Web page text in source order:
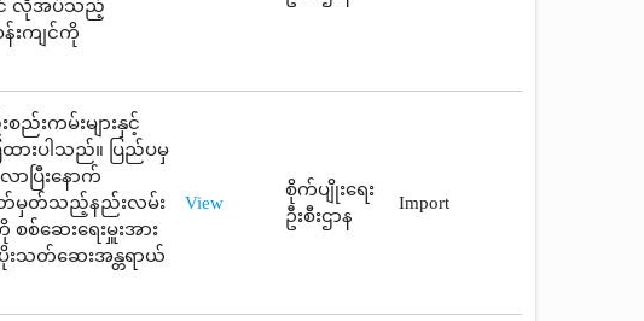
င် လိုအပ်သည့်
းကျင်ကို
းကမ်းများနှင့်
ားပါသည်။ ပြည်ပမှ
ပြီးနောက်
တ်မှတ်သည့်နည်းလမ်း
ေးရေးမှူးအား
းသတ်ဆေးအန္တရာယ်
View
စိုက်ပျိုးရေး
ဦးစီးဌာန
Import